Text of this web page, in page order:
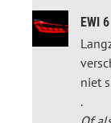
EWI 6
niet
.